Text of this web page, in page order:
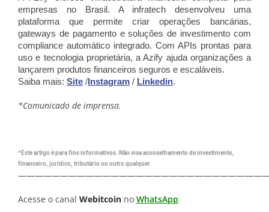
empresas no Brasil. A infratech desenvolveu uma
plataforma que permite criar operações bancárias,
gateways de pagamento e soluções de investimento com
compliance automático integrado. Com APIs prontas para
uso e tecnologia proprietária, a Azify ajuda organizações a
lançarem produtos financeiros seguros e escaláveis.
Saiba mais: Site / Instagram / Linkedin.
*Comunicado de imprensa.
*Este artigo é para fins informativos. Não visa aconselhamento de investimento,
financeiro, jurídico, tributário ou outro qualquer.
Acesse o canal Webitcoin no WhatsApp